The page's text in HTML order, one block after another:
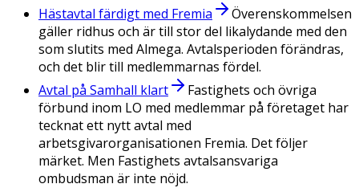
Hästavtal färdigt med Fremia
Överenskommelsen
gäller ridhus och är till stor del likalydande med den
som slutits med Almega. Avtalsperioden förändras,
och det blir till medlemmarnas fördel.
Avtal på Samhall klart
Fastighets och övriga
förbund inom LO med medlemmar på företaget har
tecknat ett nytt avtal med
arbetsgivarorganisationen Fremia. Det följer
märket. Men Fastighets avtalsansvariga
ombudsman är inte nöjd.